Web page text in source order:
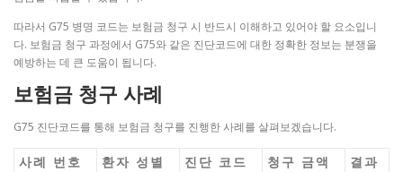
따라서 G75 병명 코드는 보험금 청구 시 반드시 이해하고 있어야 할 요소입니
다. 보험금 청구 과정에서 G75와 같은 진단코드에 대한 정확한 정보는 분쟁을
예방하는 데 큰 도움이 됩니다.
보험금 청구 사례
G75 진단코드를 통해 보험금 청구를 진행한 사례를 살펴보겠습니다.
사례 번호 환자 성별 진단 코드 청구 금액 결과